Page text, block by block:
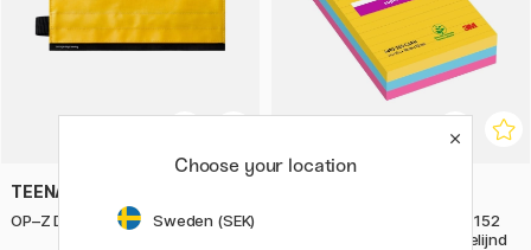
TEENAGE ENGINEERING
OP–Z Duty Case medium bag
Post-it Super Sticky 101 x 152
mm Kleurenmix Carnival Gelijnd
Choose your location
Sweden (SEK)